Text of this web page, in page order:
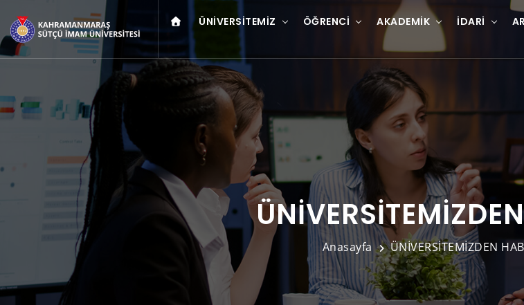
ÜNIVERSITEMIZ ÖĞRENCI AKADEMIK İDARI
Anasayfa ÜNİVERSİTEMİZDEN